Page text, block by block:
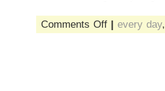
Comments Offon
frozen
| every day,